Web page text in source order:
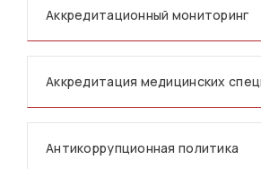
Аккредитационный мониторинг
Аккредитация медицинских
Антикоррупционная политика